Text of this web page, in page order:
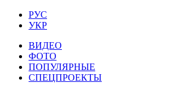
РУС
УКР
ВИДЕО
ФОТО
ПОПУЛЯРНЫЕ
СПЕЦПРОЕКТЫ